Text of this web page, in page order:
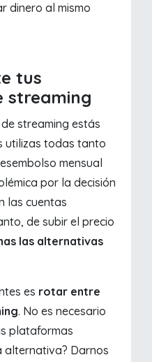
dinero al mismo
tus
streaming
streaming estás
utilizas todas tanto
mensual
por la decisión
las cuentas
de subir el precio
las alternativas
es rotar entre
. No es necesario
plataformas
alternativa? Darnos